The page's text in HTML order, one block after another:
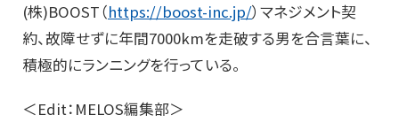
(株)BOOST（https://boost-inc.jp/）マネジメント契
約、故障せずに年間7000kmを走破する男を合言葉に、
積極的にランニングを行っている。
＜Edit：MELOS編集部＞